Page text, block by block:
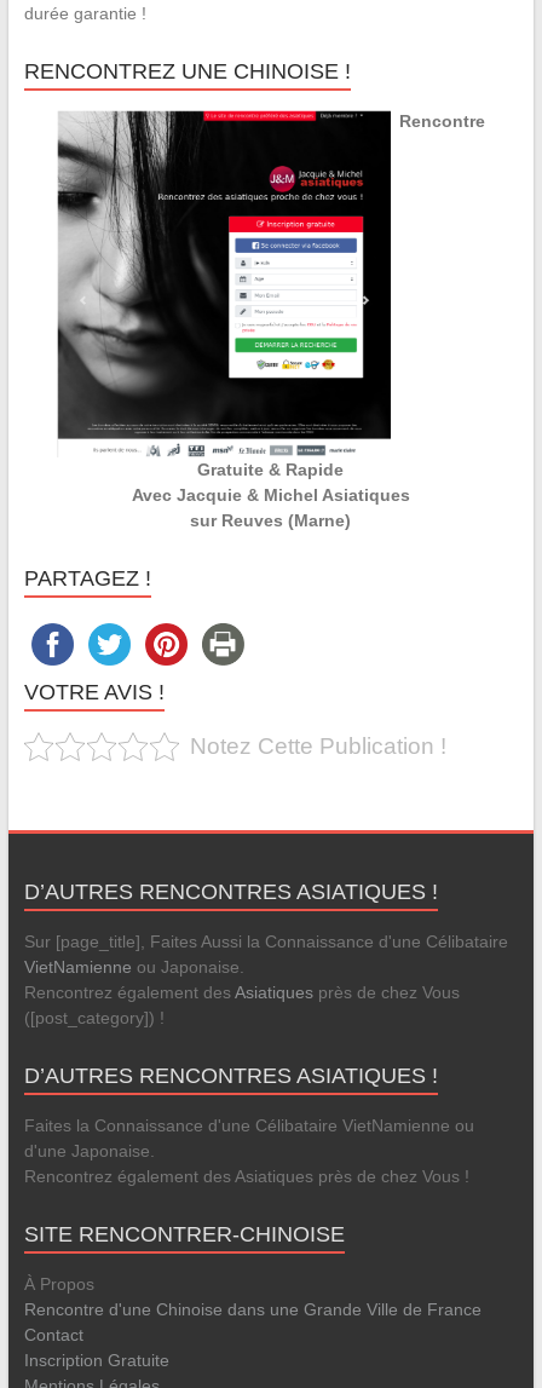
durée garantie !
RENCONTREZ UNE CHINOISE !
Rencontre
Gratuite & Rapide
Avec Jacquie & Michel Asiatiques
sur Reuves (Marne)
PARTAGEZ !
VOTRE AVIS !
Notez Cette Publication !
D’AUTRES RENCONTRES ASIATIQUES !
Sur [page_title], Faites Aussi la Connaissance d'une Célibataire
VietNamienne ou Japonaise.
Rencontrez également desAsiatiquesprès de chez Vous
([post_category]) !
D’AUTRES RENCONTRES ASIATIQUES !
Faites la Connaissance d'une Célibataire VietNamienne ou
d'une Japonaise.
Rencontrez également des Asiatiques près de chez Vous !
SITE RENCONTRER-CHINOISE
À Propos
Rencontre d'une Chinoise dans une Grande Ville de France
Contact
Inscription Gratuite